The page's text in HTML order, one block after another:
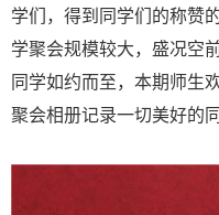
学们，得到同学们的称赞
学聚会规模较大，盛况空
同学如约而至，本期师生
聚会相册记录一切美好的